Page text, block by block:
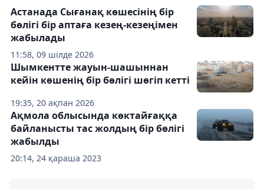
11:58, 09 шілде 2026
Астанада Сығанақ көшесінің бір
бөлігі бір аптаға кезең-кезеңімен
жабылады
19:35, 20 ақпан 2026
Шымкентте жауын-шашыннан
кейін көшенің бір бөлігі шөгіп кетті
20:14, 24 қараша 2023
Ақмола облысында көктайғаққа
байланысты тас жолдың бір бөлігі
жабылды